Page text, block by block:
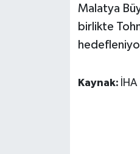
Malatya
birlikte
Kaynak: İHA
TEKNOLOJİ
ÜLKE GÜNDEMİ